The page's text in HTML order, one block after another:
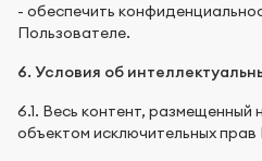
- обеспечить
Пользователе.
6. Условия об
6.1. Весь контент, размещенный
объектом исключительных